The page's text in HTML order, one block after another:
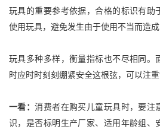
玩具的重要参考依据，合格的标识有助
使用玩具，避免发生由于使用不当而造成
玩具多种多样，衡量指标也不尽相同。
时应时时刻刻绷紧安全这根弦，可以注重“
一看：消费者在购买儿童玩具时，要注
识，是否标明生产厂家、适用年龄组、